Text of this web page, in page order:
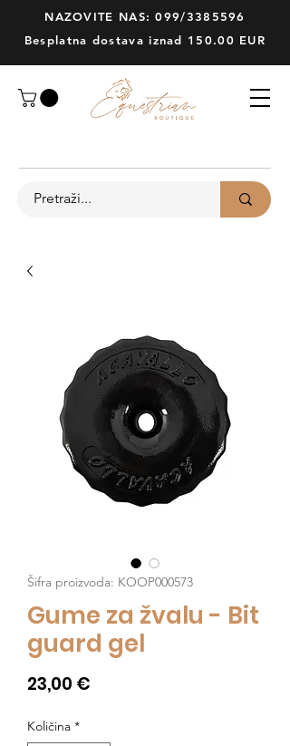
NAZOVITE NAS: 099/3385596
Besplatna dostava iznad 150.00 EUR
Šifra proizvoda: KOOP000573
Gume za žvalu - Bit
guard gel
23,00 €
Količina *